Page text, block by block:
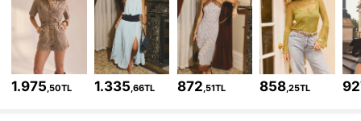
674K Takipçiler
4,78 674K Takipçiler
1.975,50TL 1.335,66TL 872,51TL 858,25TL